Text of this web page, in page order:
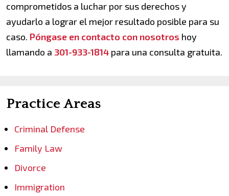
comprometidos a luchar por sus derechos y
ayudarlo a lograr el mejor resultado posible para su
caso. Póngase en contacto con nosotros hoy
llamando a 301-933-1814 para una consulta gratuita.
Practice Areas
Criminal Defense
Family Law
Divorce
Immigration